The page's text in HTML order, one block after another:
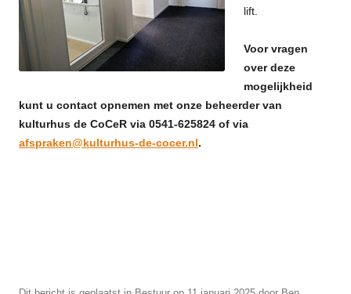
lift.
Voor vragen
over deze
mogelijkheid
kunt u contact opnemen met onze beheerder van
kulturhus de CoCeR via 0541-625824 of via
afspraken@kulturhus-de-cocer.nl.